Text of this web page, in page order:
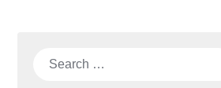
Search